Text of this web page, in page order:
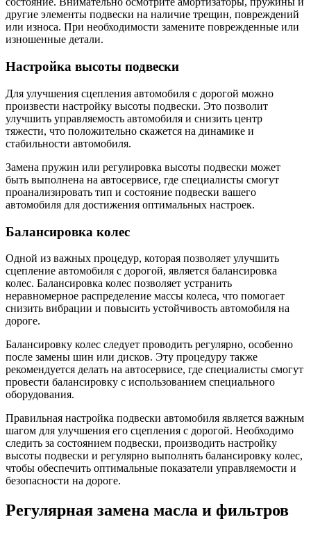
другие элементы подвески на наличие трещин, повреждений
или износа. При необходимости замените поврежденные или
изношенные детали.
Настройка высоты подвески
Для улучшения сцепления автомобиля с дорогой можно
произвести настройку высоты подвески. Это позволит
улучшить управляемость автомобиля и снизить центр
тяжести, что положительно скажется на динамике и
стабильности автомобиля.
Замена пружин или регулировка высоты подвески может
быть выполнена на автосервисе, где специалисты смогут
проанализировать тип и состояние подвески вашего
автомобиля для достижения оптимальных настроек.
Балансировка колес
Одной из важных процедур, которая позволяет улучшить
сцепление автомобиля с дорогой, является балансировка
колес. Балансировка колес позволяет устранить
неравномерное распределение массы колеса, что помогает
снизить вибрации и повысить устойчивость автомобиля на
дороге.
Балансировку колес следует проводить регулярно, особенно
после замены шин или дисков. Эту процедуру также
рекомендуется делать на автосервисе, где специалисты смогут
провести балансировку с использованием специального
оборудования.
Правильная настройка подвески автомобиля является важным
шагом для улучшения его сцепления с дорогой. Необходимо
следить за состоянием подвески, производить настройку
высоты подвески и регулярно выполнять балансировку колес,
чтобы обеспечить оптимальные показатели управляемости и
безопасности на дороге.
Регулярная замена масла и фильтров